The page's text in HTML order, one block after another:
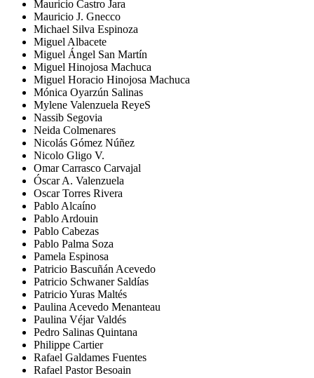
Mauricio Castro Jara
Mauricio J. Gnecco
Michael Silva Espinoza
Miguel Albacete
Miguel Ángel San Martín
Miguel Hinojosa Machuca
Miguel Horacio Hinojosa Machuca
Mónica Oyarzún Salinas
Mylene Valenzuela ReyeS
Nassib Segovia
Neida Colmenares
Nicolás Gómez Núñez
Nicolo Gligo V.
Omar Carrasco Carvajal
Óscar A. Valenzuela
Oscar Torres Rivera
Pablo Alcaíno
Pablo Ardouin
Pablo Cabezas
Pablo Palma Soza
Pamela Espinosa
Patricio Bascuñán Acevedo
Patricio Schwaner Saldías
Patricio Yuras Maltés
Paulina Acevedo Menanteau
Paulina Véjar Valdés
Pedro Salinas Quintana
Philippe Cartier
Rafael Galdames Fuentes
Rafael Pastor Besoain